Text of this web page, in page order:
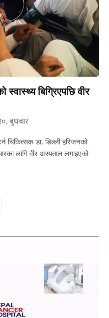
बिग्रिएपछि वीर
बुधबार
चिकित्सक डा. डिल्ली हरिजनको
लागि वीर अस्पताल लगाइएको